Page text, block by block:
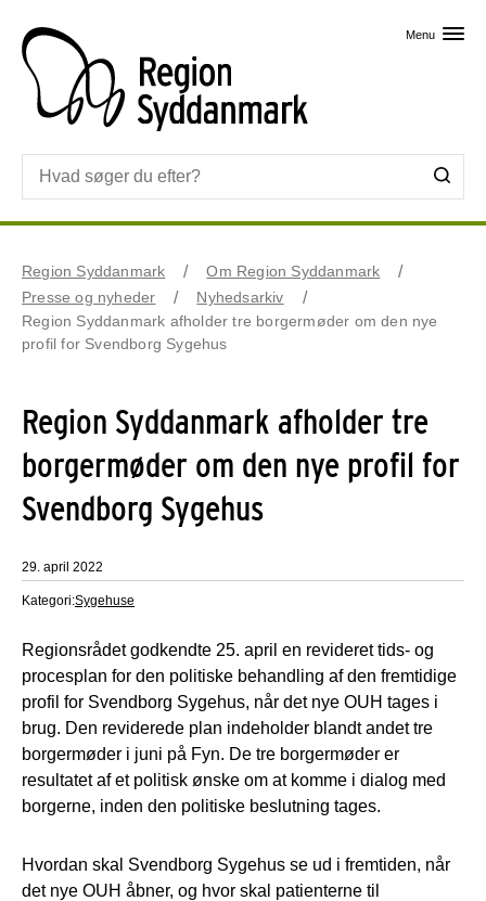
Menu
Region Syddanmark
Om Region Syddanmark
Presse og nyheder
Nyhedsarkiv
Region Syddanmark afholder tre borgermøder om den nye
profil for Svendborg Sygehus
Region Syddanmark afholder tre
borgermøder om den nye profil for
Svendborg Sygehus
29. april 2022
Kategori:Sygehuse
Regionsrådet godkendte 25. april en revideret tids- og
procesplan for den politiske behandling af den fremtidige
profil for Svendborg Sygehus, når det nye OUH tages i
brug. Den reviderede plan indeholder blandt andet tre
borgermøder i juni på Fyn. De tre borgermøder er
resultatet af et politisk ønske om at komme i dialog med
borgerne, inden den politiske beslutning tages.
Hvordan skal Svendborg Sygehus se ud i fremtiden, når
det nye OUH åbner, og hvor skal patienterne til